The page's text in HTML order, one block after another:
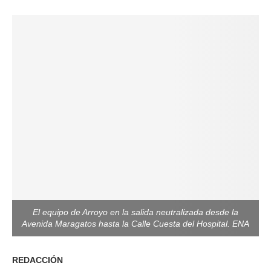
El equipo de Arroyo en la salida neutralizada desde la
Avenida Maragatos hasta la Calle Cuesta del Hospital. ENA
REDACCIÓN